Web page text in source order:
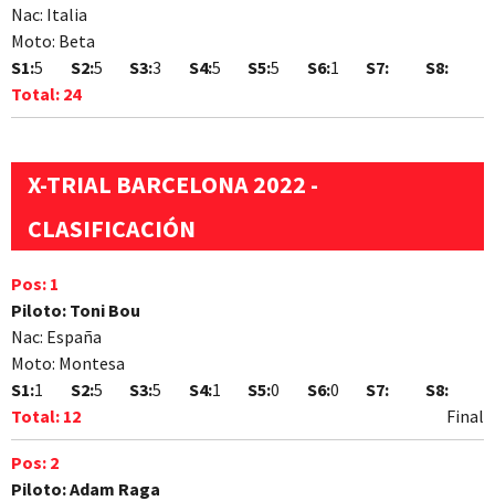
Nac: Italia
Moto: Beta
S1:5 S2:5 S3:3 S4:5 S5:5 S6:1 S7:
S8:
Total: 24
X-TRIAL BARCELONA 2022 -
CLASIFICACIÓN
Pos: 1
Piloto: Toni Bou
Nac: España
Moto: Montesa
S1:1 S2:5 S3:5 S4:1 S5:0 S6:0 S7:
S8:
Total: 12 Final
Pos: 2
Piloto:Adam Raga